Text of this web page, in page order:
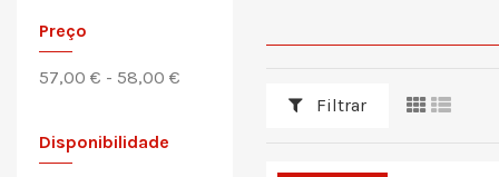
Filtrar
Preço
57,00 € - 58,00 €
Disponibilidade